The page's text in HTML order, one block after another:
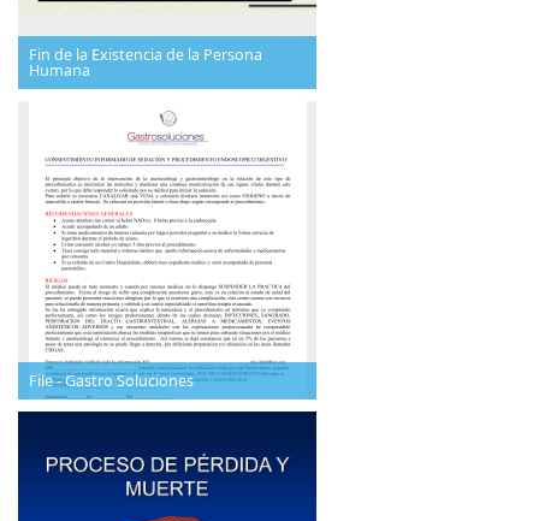
Fin de la Existencia de la Persona
Humana
File - Gastro Soluciones